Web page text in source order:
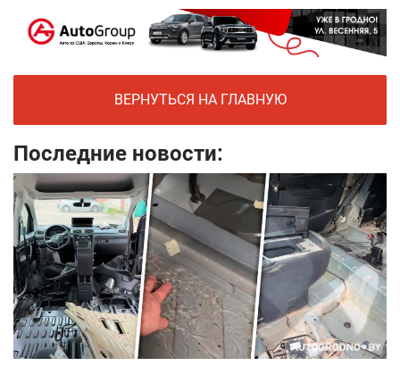
ВЕРНУТЬСЯ НА ГЛАВНУЮ
Последние новости: